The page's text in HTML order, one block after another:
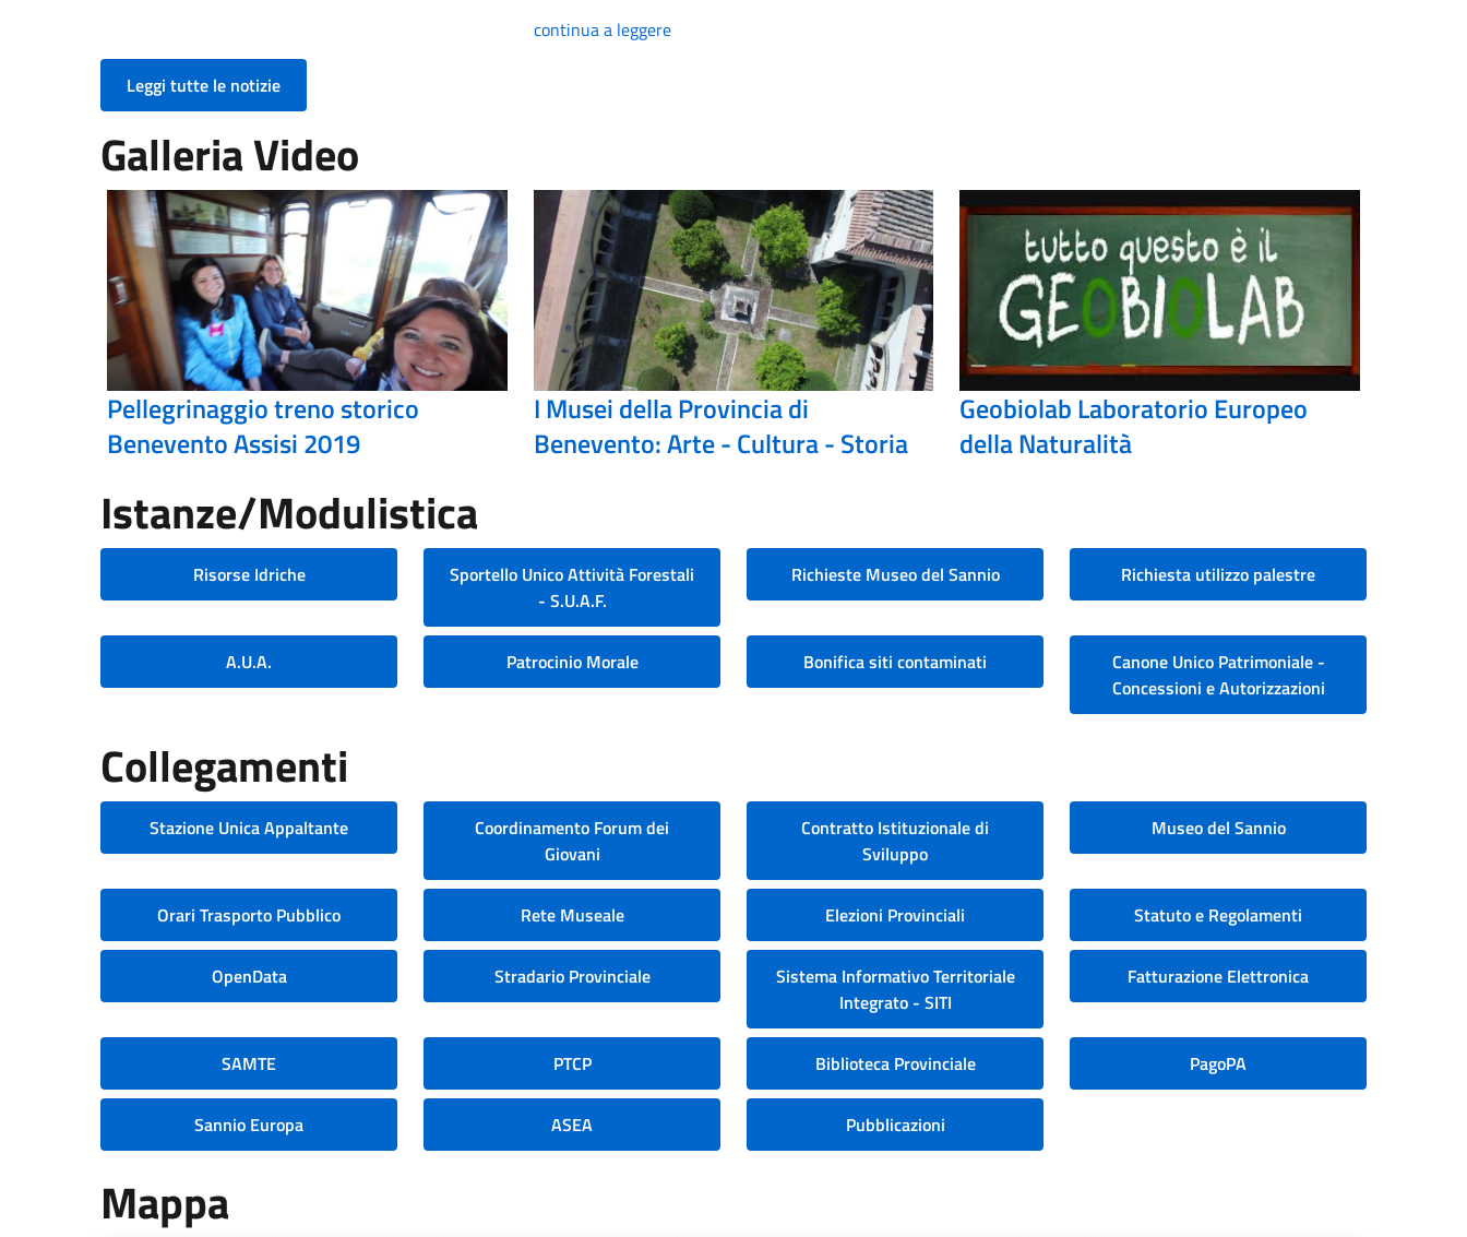
continua a leggere
Leggi tutte le notizie
Galleria Video
Pellegrinaggio treno storico
Benevento Assisi 2019
I Musei della Provincia di
Benevento: Arte - Cultura - Storia
Geobiolab Laboratorio Europeo
della Naturalità
Istanze/Modulistica
Risorse Idriche
Sportello Unico Attività Forestali
- S.U.A.F.
Richieste Museo del Sannio Richiesta utilizzo palestre
A.U.A. Patrocinio Morale Bonifica siti contaminati
Canone Unico Patrimoniale -
Concessioni e Autorizzazioni
Collegamenti
Stazione Unica Appaltante
Coordinamento Forum dei
Giovani
Contratto Istituzionale di
Sviluppo
Museo del Sannio
Orari Trasporto Pubblico Rete Museale Elezioni Provinciali Statuto e Regolamenti
OpenData Stradario Provinciale
Sistema Informativo Territoriale
Integrato - SITI
Fatturazione Elettronica
SAMTE PTCP Biblioteca Provinciale PagoPA
Sannio Europa ASEA Pubblicazioni
Mappa